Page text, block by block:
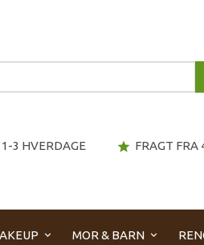
3 HVERDAGE star FRAGT FRA
MOR & BARN